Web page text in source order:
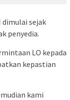
dimulai sejak
penyedia.
LO kepada
kepastian
kami